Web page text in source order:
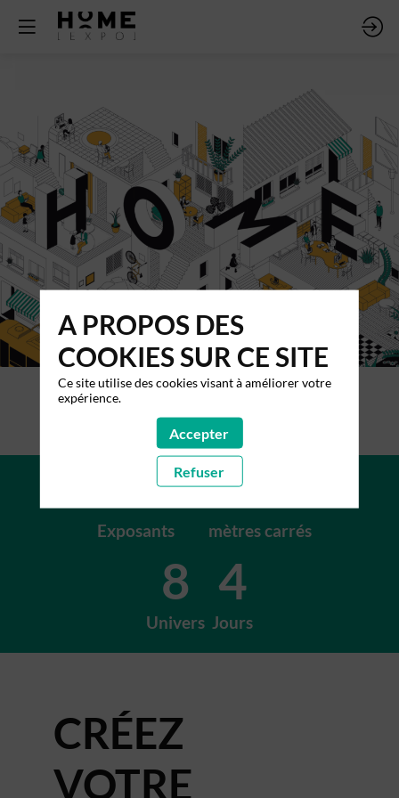
+200
Exposants
+15K
mètres carrés
8
Univers
4
Jours
CRÉEZ
VOTRE
A PROPOS DES
COOKIES SUR CE SITE
Ce site utilise des cookies visant à améliorer votre
expérience.
Accepter
Refuser